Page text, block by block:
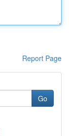
Report Page
Go